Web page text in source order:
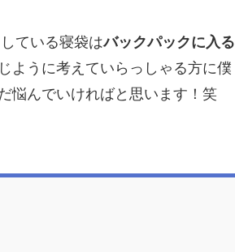
ている寝袋はバックパックに入る
ように考えていらっしゃる方に僕
悩んでいければと思います！笑